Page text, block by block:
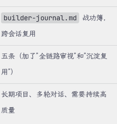
builder-journal.md
战功簿，
跨会话复用
五条（加了”全链路审视”和”沉淀复
用”）
长期项目、多轮对话、需要持续高
质量